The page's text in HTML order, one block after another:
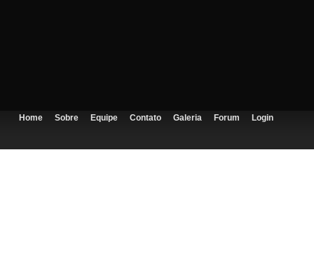
Home Sobre Equipe Contato Galeria Forum Login